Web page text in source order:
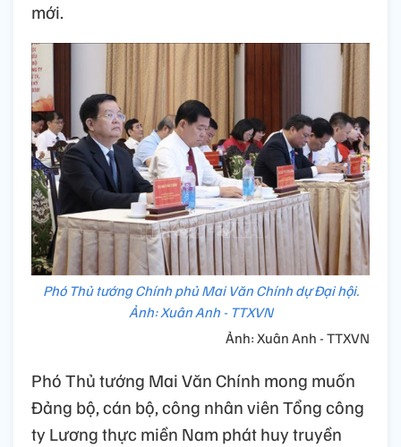
mới.
Phó Thủ tướng Chính phủ Mai Văn Chính dự Đại hội.
Ảnh: Xuân Anh - TTXVN
Ảnh: Xuân Anh - TTXVN
Phó Thủ tướng Mai Văn Chính mong muốn
Đảng bộ, cán bộ, công nhân viên Tổng công
ty Lương thực miền Nam phát huy truyền